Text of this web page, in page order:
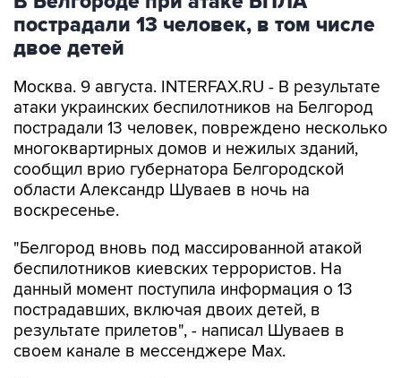
пострадали 13 человек, в том числе
двое детей
Москва. 9 августа. INTERFAX.RU - В результате
атаки украинских беспилотников на Белгород
пострадали 13 человек, повреждено несколько
многоквартирных домов и нежилых зданий,
сообщил врио губернатора Белгородской
области Александр Шуваев в ночь на
воскресенье.
"Белгород вновь под массированной атакой
беспилотников киевских террористов. На
данный момент поступила информация о 13
пострадавших, включая двоих детей, в
результате прилетов", - написал Шуваев в
своем канале в мессенджере Max.